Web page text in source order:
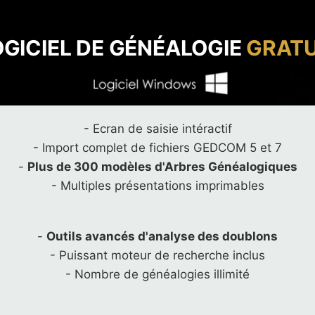
DE GÉNÉALOGIE
- Ecran de saisie intéractif
- Import complet de fichiers GEDCOM 5 et 7
- Plus de 300 modèles d'Arbres Généalogiques
- Multiples présentations imprimables
- Outils avancés d'analyse des doublons
- Puissant moteur de recherche inclus
- Nombre de généalogies illimité